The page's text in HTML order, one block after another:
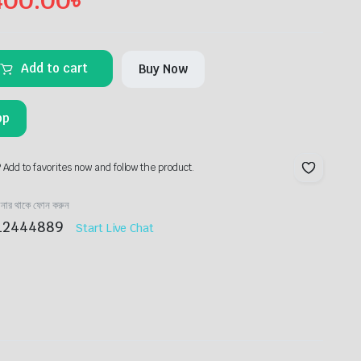
Add to cart Buy Now
to favorites now and follow the product.
থাকে ফোন করুন
Start Live Chat